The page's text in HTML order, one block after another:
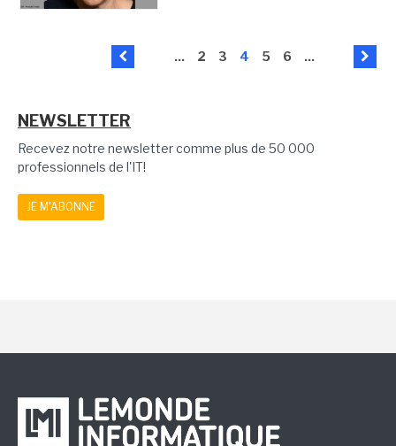
... 2 3 4 5 6 ...
NEWSLETTER
Recevez notre newsletter comme plus de 50 000
professionnels de l'IT!
JE M'ABONNE